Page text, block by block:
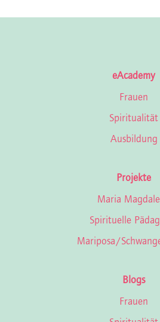
eAcademy
Frauen
Spiritualität
Ausbildung
Projekte
Maria
Spirituelle
Mariposa/
Blogs
Frauen